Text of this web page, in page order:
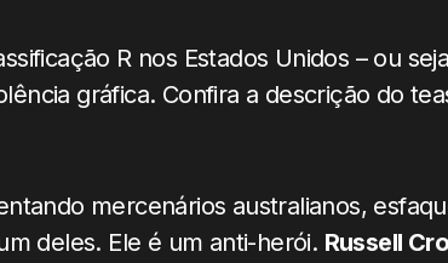
R nos Estados Unidos – ou
gráfica. Confira a descrição do
mercenários australianos,
deles. Ele é um anti-herói. Russell